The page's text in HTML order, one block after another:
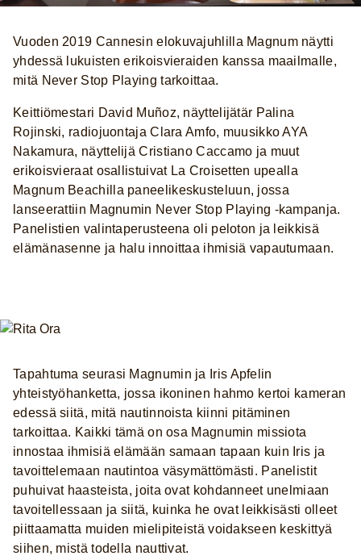
Vuoden 2019 Cannesin elokuvajuhlilla Magnum näytti
yhdessä lukuisten erikoisvieraiden kanssa maailmalle,
mitä Never Stop Playing tarkoittaa.
Keittiömestari David Muñoz, näyttelijätär Palina
Rojinski, radiojuontaja Clara Amfo, muusikko AYA
Nakamura, näyttelijä Cristiano Caccamo ja muut
erikoisvieraat osallistuivat La Croisetten upealla
Magnum Beachilla paneelikeskusteluun, jossa
lanseerattiin Magnumin Never Stop Playing -kampanja.
Panelistien valintaperusteena oli peloton ja leikkisä
elämänasenne ja halu innoittaa ihmisiä vapautumaan.
Tapahtuma seurasi Magnumin ja Iris Apfelin
yhteistyöhanketta, jossa ikoninen hahmo kertoi kameran
edessä siitä, mitä nautinnoista kiinni pitäminen
tarkoittaa. Kaikki tämä on osa Magnumin missiota
innostaa ihmisiä elämään samaan tapaan kuin Iris ja
tavoittelemaan nautintoa väsymättömästi. Panelistit
puhuivat haasteista, joita ovat kohdanneet unelmiaan
tavoitellessaan ja siitä, kuinka he ovat leikkisästi olleet
piittaamatta muiden mielipiteistä voidakseen keskittyä
siihen, mistä todella nauttivat.